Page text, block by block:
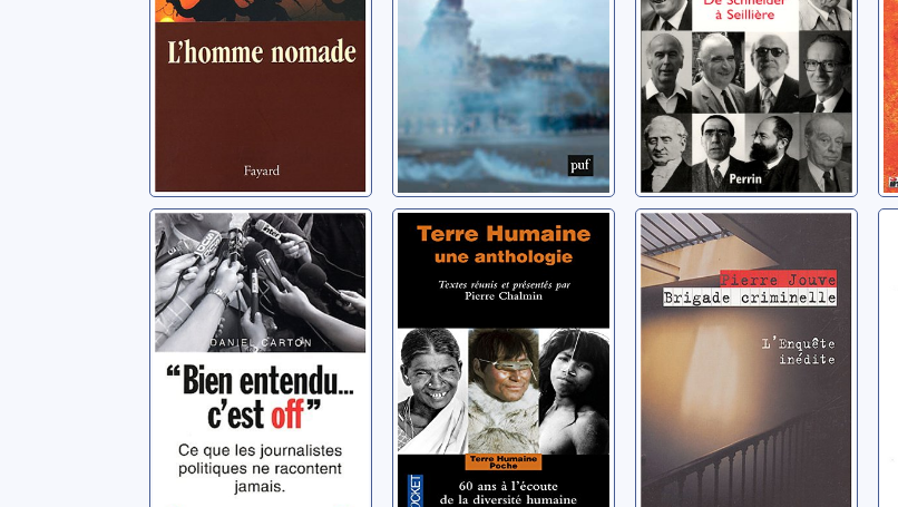
"Bien entendu...
c'est off"
Carton, Daniel
Terre humaine:
une anthologie
Chalmin, Pierre
Brigade
criminelle:
l'enquête inédite
Jouve, Pierre